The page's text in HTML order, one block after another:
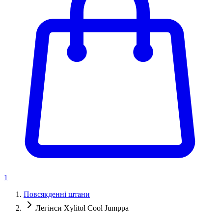
1
Повсякденні штани
Легінси Xylitol Cool Jumppa